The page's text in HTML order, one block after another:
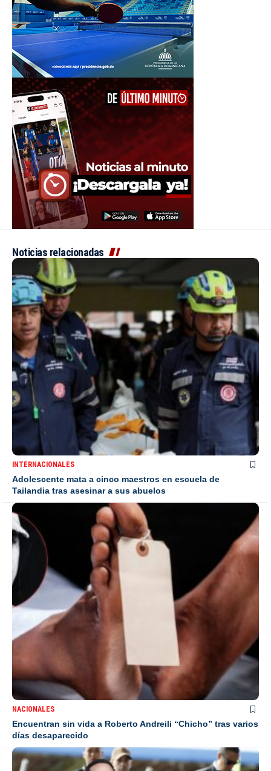
Noticias relacionadas
INTERNACIONALES
Adolescente mata a cinco maestros en escuela de
Tailandia tras asesinar a sus abuelos
NACIONALES
Encuentran sin vida a Roberto Andreili “Chicho” tras varios
días desaparecido